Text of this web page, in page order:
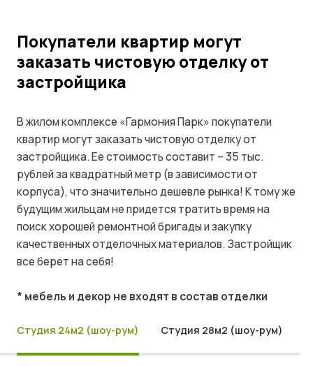
Покупатели квартир могут
заказать чистовую отделку от
застройщика
В жилом комплексе «Гармония Парк» покупатели
квартир могут заказать чистовую отделку от
застройщика. Ее стоимость составит – 35 тыс.
рублей за квадратный метр (в зависимости от
корпуса), что значительно дешевле рынка! К тому же
будущим жильцам не придется тратить время на
поиск хорошей ремонтной бригады и закупку
качественных отделочных материалов. Застройщик
все берет на себя!
* мебель и декор не входят в состав отделки
Студия 24м2 (шоу-рум) Студия 28м2 (шоу-рум)